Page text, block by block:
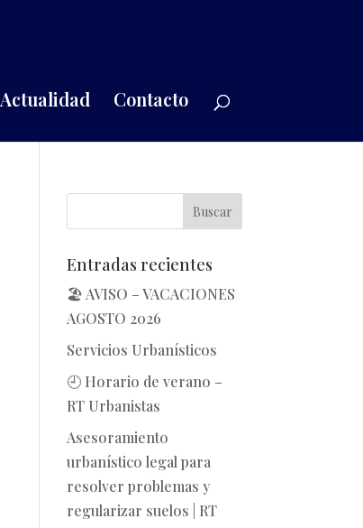
Actualidad Contacto
Entradas recientes
🏖️ AVISO – VACACIONES
AGOSTO 2026
Servicios Urbanísticos
🕘 Horario de verano –
RT Urbanistas
Asesoramiento
urbanístico legal para
resolver problemas y
regularizar suelos | RT